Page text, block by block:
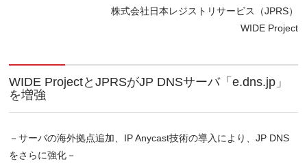
株式会社日本レジストリサービス（JPRS）
WIDE Project
WIDE ProjectとJPRSがJP DNSサーバ「e.dns.jp」
を増強
－サーバの海外拠点追加、IP Anycast技術の導入により、JP DNS
をさらに強化－